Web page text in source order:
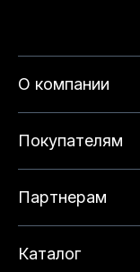
О компании
Покупателям
Партнерам
Каталог